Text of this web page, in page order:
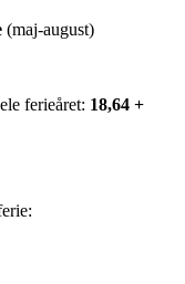
(maj-august)
ferieåret: 18,64 +